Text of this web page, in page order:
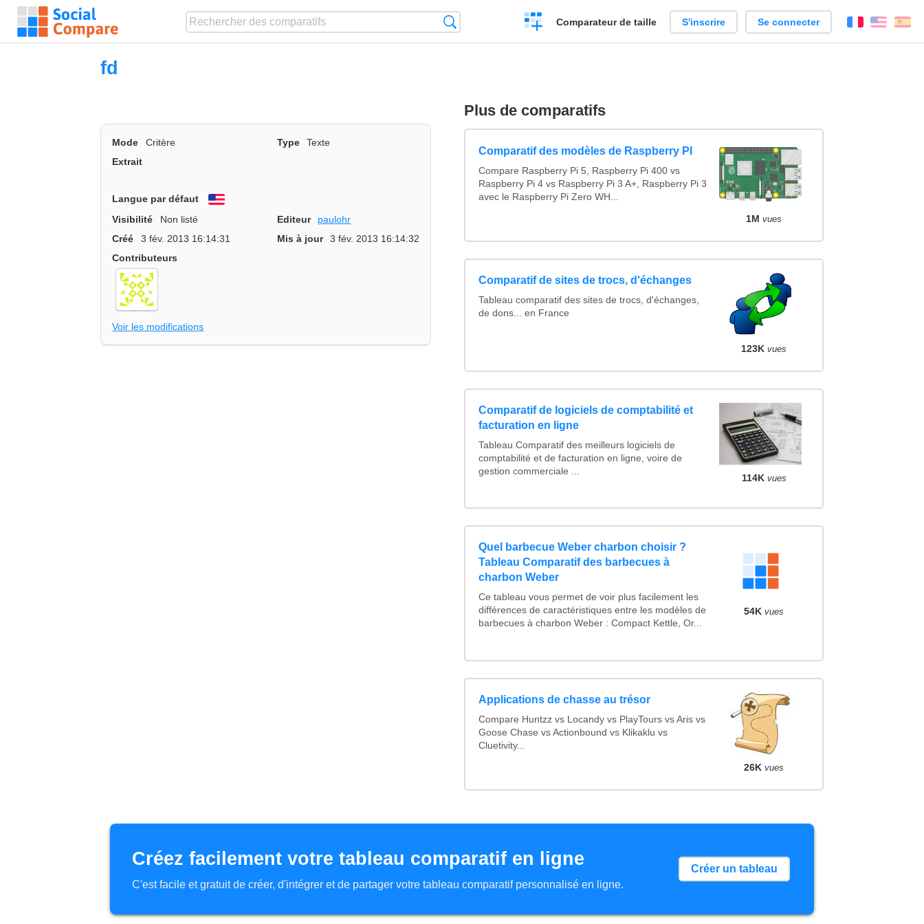
Créer
un
Comparateur de taille S'inscrire Se connecter FrançaisEnglish
fd
Mode Critère Type
Texte
Extrait
Langue par défaut
Visibilité
Non listé Editeur
paulohr
Créé
3 fév. 2013 16:14:31 Mis à jour
3 fév. 2013 16:14:32
Contributeurs
Voir les modifications
Plus de comparatifs
Comparatif des modèles de Raspberry PI
Compare Raspberry Pi 5, Raspberry Pi 400 vs
Raspberry Pi 4 vs Raspberry Pi 3 A+, Raspberry Pi 3
avec le Raspberry Pi Zero WH...
1M vues
Comparatif de sites de trocs, d'échanges
Tableau comparatif des sites de trocs, d'échanges,
de dons... en France
123K vues
Comparatif de logiciels de comptabilité et
facturation en ligne
Tableau Comparatif des meilleurs logiciels de
comptabilité et de facturation en ligne, voire de
gestion commerciale ...
114K vues
Quel barbecue Weber charbon choisir ?
Tableau Comparatif des barbecues à
charbon Weber
Ce tableau vous permet de voir plus facilement les
différences de caractéristiques entre les modèles de
barbecues à charbon Weber : Compact Kettle, Or...
54K vues
Applications de chasse au trésor
Compare Huntzz vs Locandy vs PlayTours vs Aris vs
Goose Chase vs Actionbound vs Klikaklu vs
Cluetivity...
26K vues
Créez facilement votre tableau comparatif en ligne
C'est facile et gratuit de créer, d'intégrer et de partager votre tableau comparatif personnalisé en ligne.
Créer un tableau